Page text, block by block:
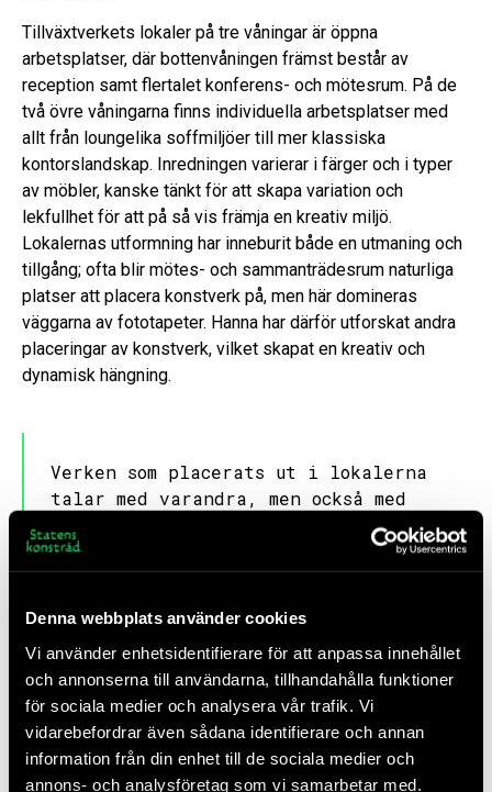
Denna webbplats använder cookies
Vi använder enhetsidentifierare för att anpassa innehållet
och annonserna till användarna, tillhandahålla funktioner
för sociala medier och analysera vår trafik. Vi
vidarebefordrar även sådana identifierare och annan
information från din enhet till de sociala medier och
annons- och analysföretag som vi samarbetar med.
Tillväxtverkets lokaler på tre våningar är öppna
arbetsplatser, där bottenvåningen främst består av
reception samt flertalet konferens- och mötesrum. På de
två övre våningarna finns individuella arbetsplatser med
allt från loungelika soffmiljöer till mer klassiska
kontorslandskap. Inredningen varierar i färger och i typer
av möbler, kanske tänkt för att skapa variation och
lekfullhet för att på så vis främja en kreativ miljö.
Lokalernas utformning har inneburit både en utmaning och
tillgång; ofta blir mötes- och sammanträdesrum naturliga
platser att placera konstverk på, men här domineras
väggarna av fototapeter. Hanna har därför utforskat andra
placeringar av konstverk, vilket skapat en kreativ och
dynamisk hängning.
Verken som placerats ut i lokalerna
talar med varandra, men också med
den miljö och rum de placerats i
varje våningsplan. I korridorerna skärmar glaspartier av
från mindre samtalsrum och avskilda arbetsplatser på ena
sidan, medan den sida som vetter inåt byggnadens mitt
främst består av väggar med nischer i. Dessa nischer,
som vetter mot de mindre samtalsrummen, har Hanna i
stor utsträckning använt för sin hängning, då de verk som